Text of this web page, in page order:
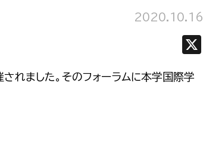
2020.10.16
れました。そのフォーラムに本学国際学